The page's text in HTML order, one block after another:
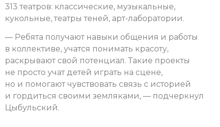
313 театров: классические, музыкальные,
кукольные, театры теней, арт-лаборатории.
— Ребята получают навыки общения и работы
в коллективе, учатся понимать красоту,
раскрывают свой потенциал. Такие проекты
не просто учат детей играть на сцене,
но и помогают чувствовать связь с историей
и гордиться своими земляками, — подчеркнул
Цыбульский.